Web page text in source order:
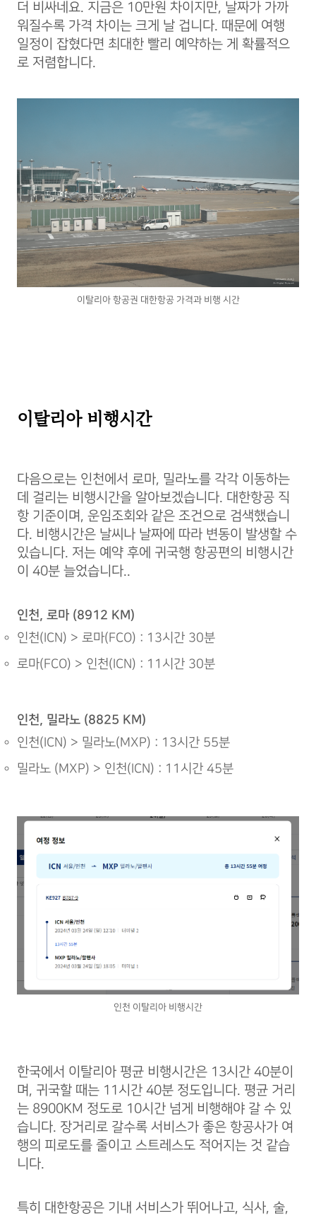
더 비싸네요. 지금은 10만원 차이지만, 날짜가 가까
워질수록 가격 차이는 크게 날 겁니다. 때문에 여행
일정이 잡혔다면 최대한 빨리 예약하는 게 확률적으
로 저렴합니다.
이탈리아 항공권 대한항공 가격과 비행 시간
이탈리아 비행시간
다음으로는 인천에서 로마, 밀라노를 각각 이동하는
데 걸리는 비행시간을 알아보겠습니다. 대한항공 직
항 기준이며, 운임조회와 같은 조건으로 검색했습니
다. 비행시간은 날씨나 날짜에 따라 변동이 발생할 수
있습니다. 저는 예약 후에 귀국행 항공편의 비행시간
이 40분 늘었습니다..
인천, 로마 (8912 KM)
인천(ICN) > 로마(FCO) : 13시간 30분
로마(FCO) > 인천(ICN) : 11시간 30분
인천, 밀라노 (8825 KM)
인천(ICN) > 밀라노(MXP) : 13시간 55분
밀라노 (MXP) > 인천(ICN) : 11시간 45분
인천 이탈리아 비행시간
한국에서 이탈리아 평균 비행시간은 13시간 40분이
며, 귀국할 때는 11시간 40분 정도입니다. 평균 거리
는 8900KM 정도로 10시간 넘게 비행해야 갈 수 있
습니다. 장거리로 갈수록 서비스가 좋은 항공사가 여
행의 피로도를 줄이고 스트레스도 적어지는 것 같습
니다.
특히 대한항공은 기내 서비스가 뛰어나고, 식사, 술,